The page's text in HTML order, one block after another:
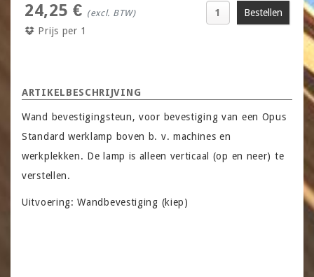
24,25 € (excl. BTW)
Prijs per 1
ARTIKELBESCHRIJVING
Wand bevestigingsteun, voor bevestiging van een Opus
Standard werklamp boven b. v. machines en
werkplekken. De lamp is alleen verticaal (op en neer) te
verstellen.
Uitvoering: Wandbevestiging (kiep)